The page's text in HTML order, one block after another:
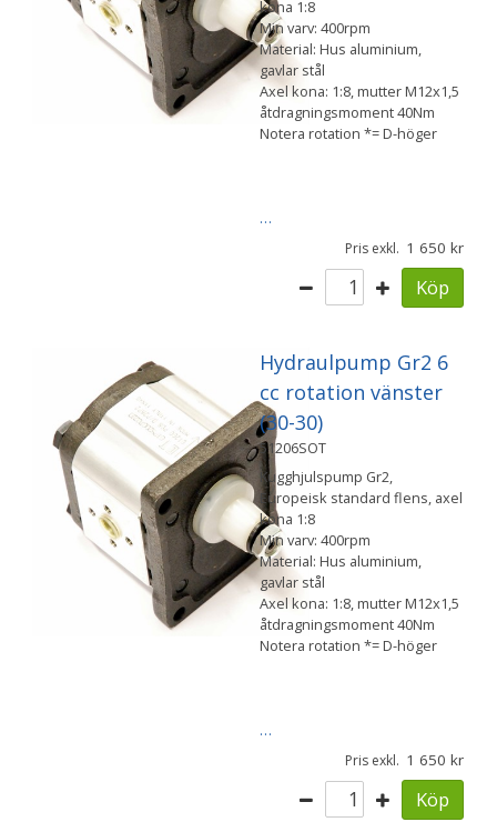
kona 1:8
Min varv: 400rpm
Material: Hus aluminium,
gavlar stål
Axel kona: 1:8, mutter M12x1,5
åtdragningsmoment 40Nm
Notera rotation *= D-höger
…
Pris exkl. 1 650
Köp
Hydraulpump Gr2 6
cc rotation vänster
(30-30)
51206SOT
Kugghjulspump Gr2,
Europeisk standard flens, axel
kona 1:8
Min varv: 400rpm
Material: Hus aluminium,
gavlar stål
Axel kona: 1:8, mutter M12x1,5
åtdragningsmoment 40Nm
Notera rotation *= D-höger
…
Pris exkl. 1 650
Köp